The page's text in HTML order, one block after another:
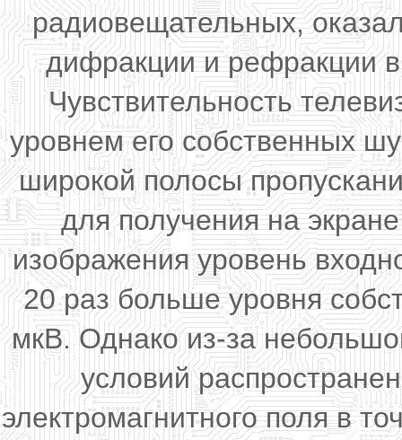
радиовещательных,
дифракции и рефракции
Чувствительность
уровнем его собственных
широкой полосы
для получения на
изображения уровень
20 раз больше уровня
мкВ. Однако из-за
условий
электромагнитного поля в